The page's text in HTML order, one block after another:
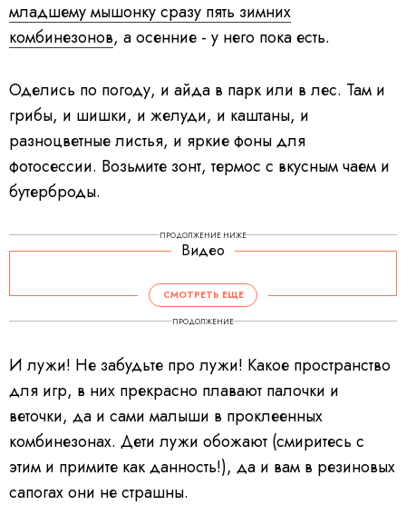
младшему мышонку сразу пять зимних
комбинезонов, а осенние - у него пока есть.
Оделись по погоду, и айда в парк или в лес. Там и
грибы, и шишки, и желуди, и каштаны, и
разноцветные листья, и яркие фоны для
фотосессии. Возьмите зонт, термос с вкусным чаем и
бутерброды.
ПРОДОЛЖЕНИЕ НИЖЕ
Видео
СМОТРЕТЬ ЕЩЕ
ПРОДОЛЖЕНИЕ
И лужи! Не забудьте про лужи! Какое пространство
для игр, в них прекрасно плавают палочки и
веточки, да и сами малыши в проклеенных
комбинезонах. Дети лужи обожают (смиритесь с
этим и примите как данность!), да и вам в резиновых
сапогах они не страшны.